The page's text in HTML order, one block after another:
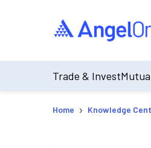
Trade & Invest
Home › Knowledge